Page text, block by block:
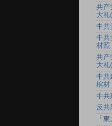
共产
大礼
中共
中共
材照
共产
大礼
中共
棺材
中共
反共
「